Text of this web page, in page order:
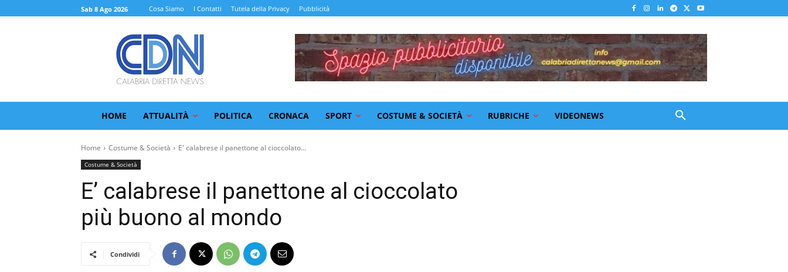
Sab 8 Ago 2026 Cosa Siamo I Contatti Tutela della Privacy Pubblicità
HOME ATTUALITÀ POLITICA CRONACA SPORT COSTUME & SOCIETÀ RUBRICHE VIDEONEWS
Home Costume & Società E' calabrese il panettone al cioccolato...
Costume & Società
E’ calabrese il panettone al cioccolato
più buono al mondo
Condividi